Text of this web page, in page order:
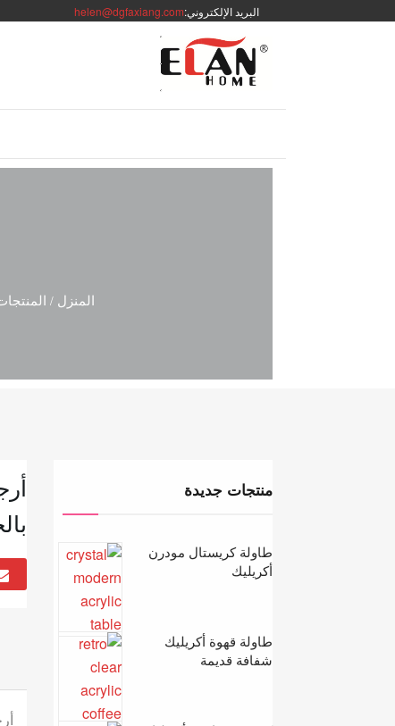
البريد الإلكتروني:helen@dgfaxiang.com
المنزل /
منتجات جديدة
طاولة كريستال مودرن
أكريليك
طاولة قهوة أكريليك
شفافة قديمة